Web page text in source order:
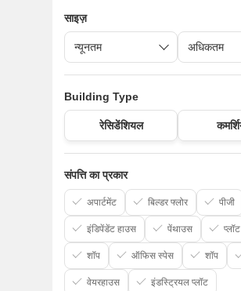
साइज़
Building Type
रेसिडेंशियल
संपत्ति का प्रकार
अपार्टमेंट बिल्डर फ्लोर पीजी
इंडिपेंडेंट हाउस पेंथाउस प्लॉट
शॉप ऑफिस स्पेस शॉप
वेयरहाउस इंडस्ट्रियल प्लॉट